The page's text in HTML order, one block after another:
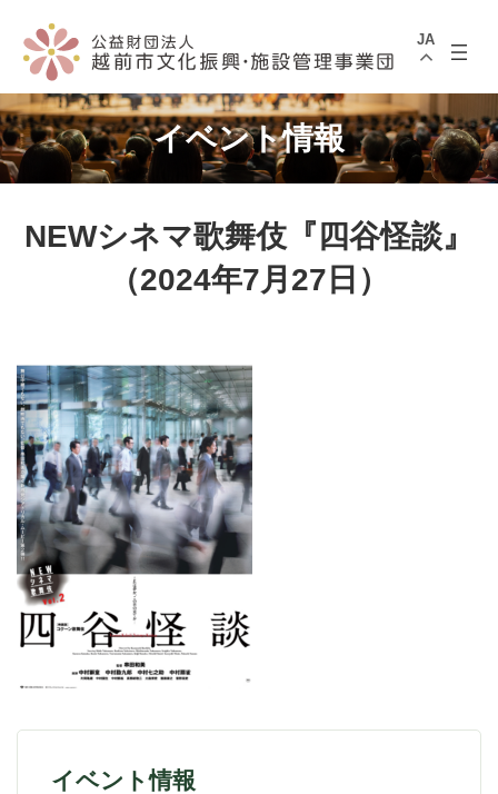
へ
ス
キ
ッ
プ
ョ
ン
に
移
動
JA
イベント情報
NEWシネマ歌舞伎『四谷怪談』
（2024年7月27日）
イベント情報